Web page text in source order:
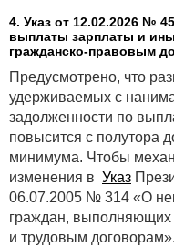
4. Указ от 12.02.2026 №
выплаты зарплаты и
гражданско-правовым
Предусмотрено, что
удерживаемых с
задолженности по
повысится с полутора
минимума. Чтобы
изменения в Указ
06.07.2005 № 314 «О
граждан, выполняющих
и трудовым